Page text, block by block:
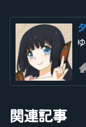
関連記事